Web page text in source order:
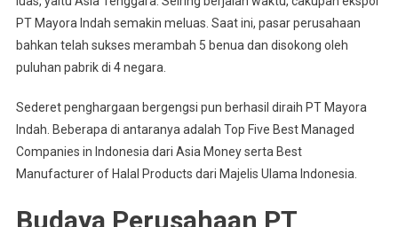
PT Mayora Indah semakin meluas. Saat ini, pasar perusahaan
bahkan telah sukses merambah 5 benua dan disokong oleh
puluhan pabrik di 4 negara.
Sederet penghargaan bergengsi pun berhasil diraih PT Mayora
Indah. Beberapa di antaranya adalah Top Five Best Managed
Companies in Indonesia dari Asia Money serta Best
Manufacturer of Halal Products dari Majelis Ulama Indonesia.
Budaya Perusahaan PT